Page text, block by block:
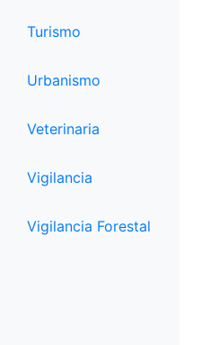
Turismo
Urbanismo
Veterinaria
Vigilancia
Vigilancia Forestal